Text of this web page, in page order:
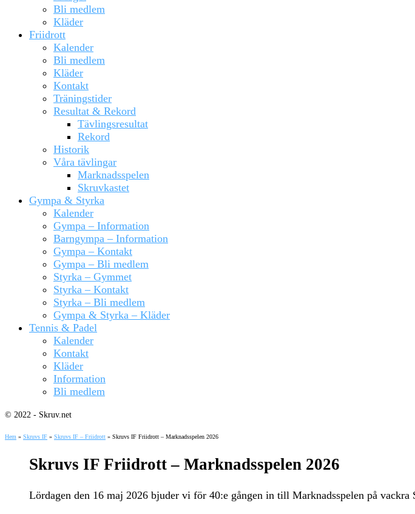
Bli medlem
Kläder
Friidrott
Kalender
Bli medlem
Kläder
Kontakt
Träningstider
Resultat & Rekord
Tävlingsresultat
Rekord
Historik
Våra tävlingar
Marknadsspelen
Skruvkastet
Gympa & Styrka
Kalender
Gympa – Information
Barngympa – Information
Gympa – Kontakt
Gympa – Bli medlem
Styrka – Gymmet
Styrka – Kontakt
Styrka – Bli medlem
Gympa & Styrka – Kläder
Tennis & Padel
Kalender
Kontakt
Kläder
Information
Bli medlem
© 2022 - Skruv.net
Hem » Skruvs IF » Skruvs IF – Friidrott » Skruvs IF Friidrott – Marknadsspelen 2026
Skruvs IF Friidrott – Marknadsspelen 2026
Lördagen den 16 maj 2026 bjuder vi för 40:e gången in till Marknadsspelen på